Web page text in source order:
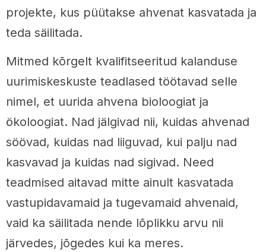
projekte, kus püütakse ahvenat kasvatada ja
teda säilitada.
Mitmed kõrgelt kvalifitseeritud kalanduse
uurimiskeskuste teadlased töötavad selle
nimel, et uurida ahvena bioloogiat ja
ökoloogiat. Nad jälgivad nii, kuidas ahvenad
söövad, kuidas nad liiguvad, kui palju nad
kasvavad ja kuidas nad sigivad. Need
teadmised aitavad mitte ainult kasvatada
vastupidavamaid ja tugevamaid ahvenaid,
vaid ka säilitada nende lõplikku arvu nii
järvedes, jõgedes kui ka meres.